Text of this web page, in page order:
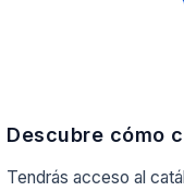
Descubre cómo
Tendrás acceso al